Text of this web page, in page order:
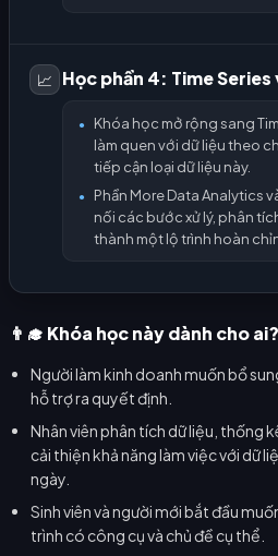
📈 Học phần 4: Time
●
Khóa học mở rộng sang
làm quen với dữ liệu theo
tiếp cận loại dữ liệu này.
●
Phần More Data Analytics
nối các bước xử lý, phân
thành một lộ trình hoàn
👨‍🎓 Khóa học này dành cho ai?
Người làm kinh doanh muốn bổ
hỗ trợ ra quyết định.
Nhân viên phân tích dữ liệu, thống
cải thiện khả năng làm việc với dữ
ngày.
Sinh viên và người mới bắt đầu
trình có công cụ và chủ đề cụ thể.